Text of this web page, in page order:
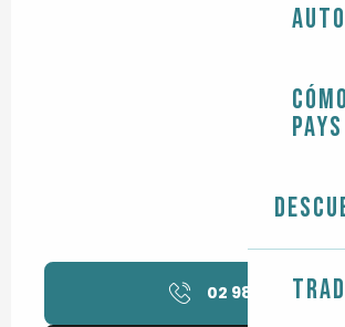
02 98 56 44 ▒▒